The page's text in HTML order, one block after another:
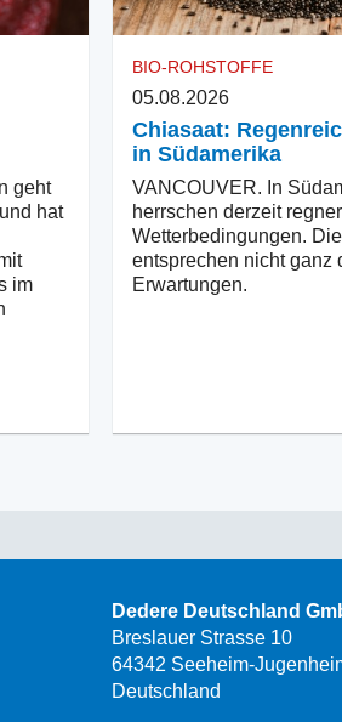
geht
hat
im
BIO-ROHSTOFFE
05.08.2026
Chiasaat:
in Südamerika
VANCOUVER. In
herrschen derzeit
Wetterbedingungen.
entsprechen nicht ganz
Erwartungen.
Dedere Deutschland
Breslauer Strasse 10
64342 Seeheim-
Deutschland